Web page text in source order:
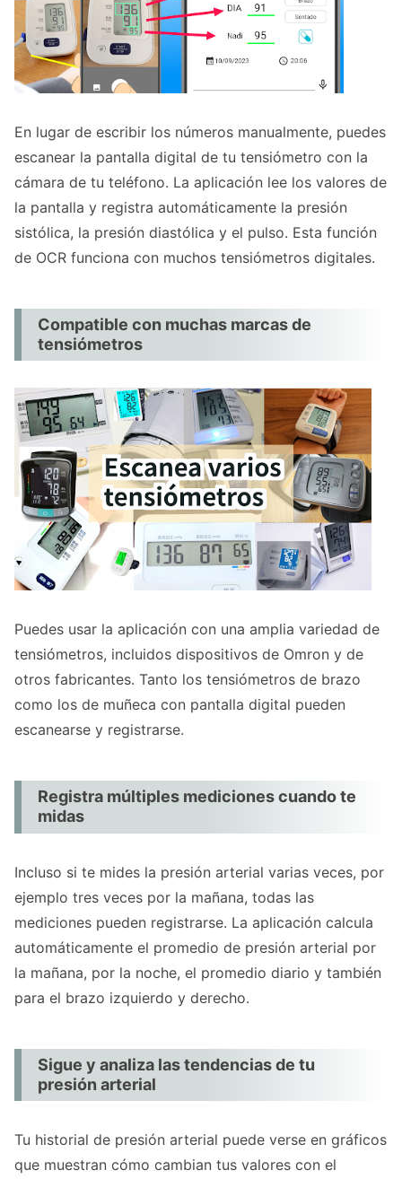
Vista de calendario y lista
Exporta tus datos cuando lo necesites
Indicadores de color según las guías de la
OMS
Copia de seguridad y restauración de datos
Añade fotos y notas a tus registros
Preguntas frecuentes
Empieza a registrar tu presión arterial de
forma sencilla
En lugar de escribir los números manualmente, puedes
escanear la pantalla digital de tu tensiómetro con la
cámara de tu teléfono. La aplicación lee los valores de
la pantalla y registra automáticamente la presión
sistólica, la presión diastólica y el pulso. Esta función
de OCR funciona con muchos tensiómetros digitales.
Compatible con muchas marcas de
tensiómetros
Puedes usar la aplicación con una amplia variedad de
tensiómetros, incluidos dispositivos de Omron y de
otros fabricantes. Tanto los tensiómetros de brazo
como los de muñeca con pantalla digital pueden
escanearse y registrarse.
Registra múltiples mediciones cuando te
midas
Incluso si te mides la presión arterial varias veces, por
ejemplo tres veces por la mañana, todas las
mediciones pueden registrarse. La aplicación calcula
automáticamente el promedio de presión arterial por
la mañana, por la noche, el promedio diario y también
para el brazo izquierdo y derecho.
Sigue y analiza las tendencias de tu
presión arterial
Tu historial de presión arterial puede verse en gráficos
que muestran cómo cambian tus valores con el